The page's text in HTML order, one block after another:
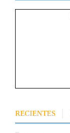
RECIENTES